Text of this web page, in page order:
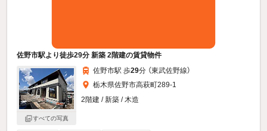
佐野市駅より徒歩29分 新築 2階建の賃貸物件
すべての写真
佐野市駅 歩29分 （東武佐野線）
栃木県佐野市高萩町289-1
2階建 / 新築 / 木造